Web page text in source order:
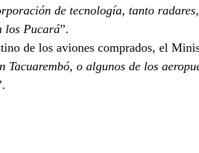
de tecnología, tanto
los Pucará”.
de los aviones comprados, el
Tacuarembó, o algunos de los